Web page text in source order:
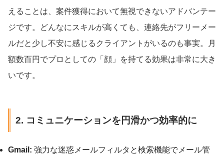
えることは、案件獲得において無視できないアドバンテー
ジです。どんなにスキルが高くても、連絡先がフリーメー
ルだと少し不安に感じるクライアントがいるのも事実。月
額数百円でプロとしての「顔」を持てる効果は非常に大き
いです。
2. コミュニケーションを円滑かつ効率的に
Gmail: 強力な迷惑メールフィルタと検索機能でメール管